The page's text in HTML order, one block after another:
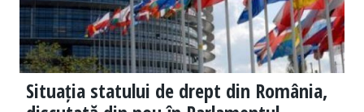
Situația statului de drept din România,